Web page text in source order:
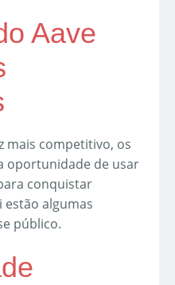
Aave
mais competitivo, os
oportunidade de usar
conquistar
estão algumas
público.